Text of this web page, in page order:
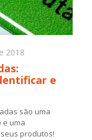
2018
e
são uma
e uma
produtos!